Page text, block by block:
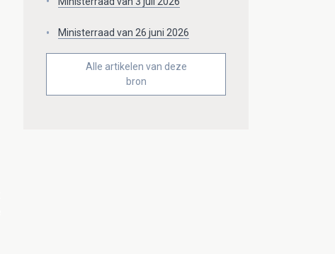
Ministerraad van 26 juni 2026
Alle artikelen van deze
bron